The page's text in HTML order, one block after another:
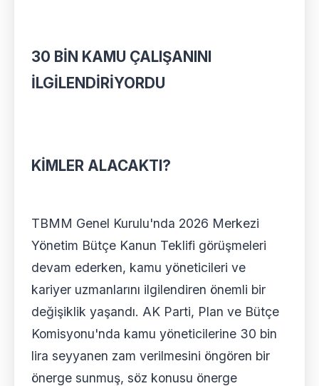
30 BİN KAMU ÇALIŞANINI
İLGİLENDİRİYORDU
KİMLER ALACAKTI?
TBMM Genel Kurulu'nda 2026 Merkezi
Yönetim Bütçe Kanun Teklifi görüşmeleri
devam ederken, kamu yöneticileri ve
kariyer uzmanlarını ilgilendiren önemli bir
değişiklik yaşandı. AK Parti, Plan ve Bütçe
Komisyonu'nda kamu yöneticilerine 30 bin
lira seyyanen zam verilmesini öngören bir
önerge sunmuş, söz konusu önerge